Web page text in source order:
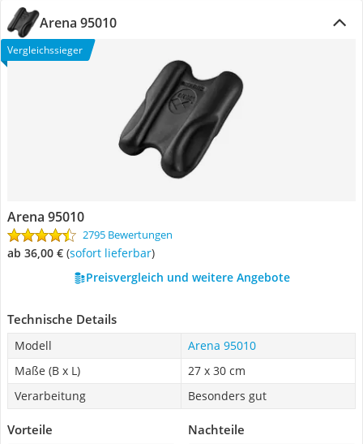
Arena 95010
Vergleichssieger
Arena 95010
2795 Bewertungen
ab 36,00 € ( Sofort lieferbar)
Preisvergleich und weitere Angebote
Technische Details
Modell
Arena 95010
Maße (B x L)
27 x 30 cm
Verarbeitung
Besonders gut
Vorteile Nachteile